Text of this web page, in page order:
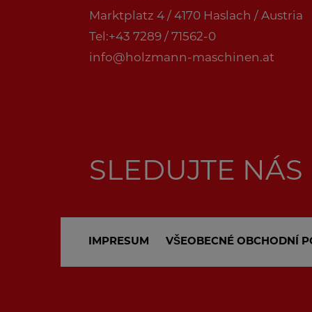
Marktplatz 4 / 4170 Haslach / Austria
Tel:+43 7289 / 71562-0
info@holzmann-maschinen.at
SLEDUJTE NÁS
IMPRESUM VŠEOBECNÉ OBCHODNÍ